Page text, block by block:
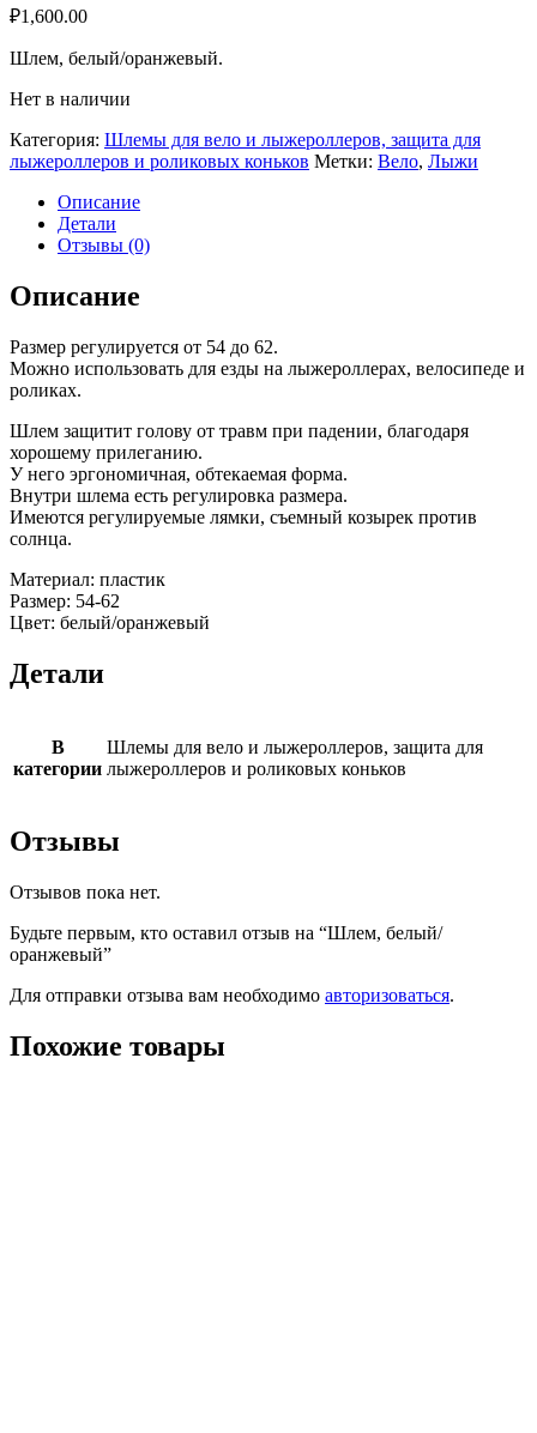
₽1,600.00
Шлем, белый/оранжевый.
Нет в наличии
Категория: Шлемы для вело и лыжероллеров, защита для
лыжероллеров и роликовых коньков Метки: Вело, Лыжи
Описание
Детали
Отзывы (0)
Описание
Размер регулируется от 54 до 62.
Можно использовать для езды на лыжероллерах, велосипеде и
роликах.
Шлем защитит голову от травм при падении, благодаря
хорошему прилеганию.
У него эргономичная, обтекаемая форма.
Внутри шлема есть регулировка размера.
Имеются регулируемые лямки, съемный козырек против
солнца.
Материал: пластик
Размер: 54-62
Цвет: белый/оранжевый
Детали
В
категории
Шлемы для вело и лыжероллеров, защита для
лыжероллеров и роликовых коньков
Отзывы
Отзывов пока нет.
Будьте первым, кто оставил отзыв на “Шлем, белый/
оранжевый”
Для отправки отзыва вам необходимо авторизоваться.
Похожие товары